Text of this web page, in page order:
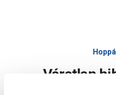
Váratlan